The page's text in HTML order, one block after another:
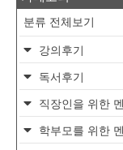
분류 전체보기
강의후기
독서후기
직장인을 위한
학부모를 위한